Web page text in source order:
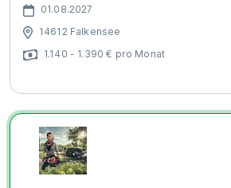
01.08.2027
14612 Falkensee
1.140 - 1.390 € pro Monat